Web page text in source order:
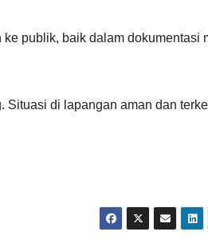
publik, baik dalam dokumentasi
di lapangan aman dan